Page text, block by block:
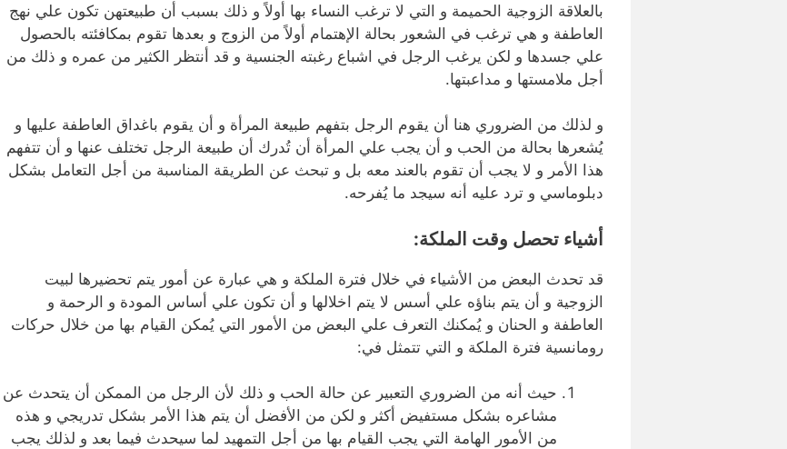
بالعلاقة الزوجية الحميمة و التي لا ترغب النساء بها أولاً و ذلك بسبب أن طبيعتهن تكون علي نهج
العاطفة و هي ترغب في الشعور بحالة الإهتمام أولاً من الزوج و بعدها تقوم بمكافئته بالحصول
علي جسدها و لكن يرغب الرجل في اشباع رغبته الجنسية و قد أنتظر الكثير من عمره و ذلك من
أجل ملامستها و مداعبتها.
و لذلك من الضروري هنا أن يقوم الرجل بتفهم طبيعة المرأة و أن يقوم باغداق العاطفة عليها و
يُشعرها بحالة من الحب و أن يجب علي المرأة أن تُدرك أن طبيعة الرجل تختلف عنها و أن تتفهم
هذا الأمر و لا يجب أن تقوم بالعند معه بل و تبحث عن الطريقة المناسبة من أجل التعامل بشكل
دبلوماسي و ترد عليه أنه سيجد ما يُفرحه.
أشياء تحصل وقت الملكة:
قد تحدث البعض من الأشياء في خلال فترة الملكة و هي عبارة عن أمور يتم تحضيرها لبيت
الزوجية و أن يتم بناؤه علي أسس لا يتم اخلالها و أن تكون علي أساس المودة و الرحمة و
العاطفة و الحنان و يُمكنك التعرف علي البعض من الأمور التي يُمكن القيام بها من خلال حركات
رومانسية فترة الملكة و التي تتمثل في:
حيث أنه من الضروري التعبير عن حالة الحب و ذلك لأن الرجل من الممكن أن يتحدث عن
مشاعره بشكل مستفيض أكثر و لكن من الأفضل أن يتم هذا الأمر بشكل تدريجي و هذه
من الأمور الهامة التي يجب القيام بها من أجل التمهيد لما سيحدث فيما بعد و لذلك يجب